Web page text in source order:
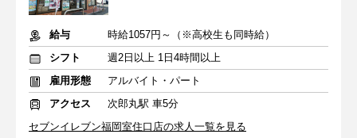
給与
時給1057円～（※高校生も同時給）
シフト
週2日以上 1日4時間以上
雇用形態
アルバイト・パート
アクセス
次郎丸駅 車5分
セブンイレブン福岡室住口店の求人一覧を見る